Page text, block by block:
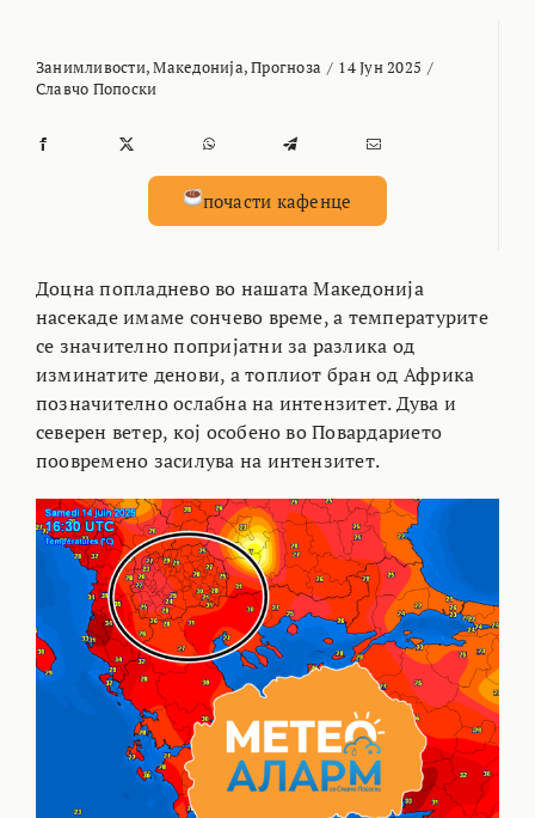
Занимливости,Македонија,Прогноза / 14 Јун 2025 /
Славчо Попоски
почасти кафенце
Доцна попладнево во нашата Македонија
насекаде имаме сончево време, а температурите
се значително попријатни за разлика од
изминатите денови, а топлиот бран од Африка
позначително ослабна на интензитет. Дува и
северен ветер, кој особено во Повардарието
поовремено засилува на интензитет.